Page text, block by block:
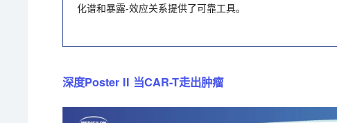
化谱和暴露-效应关系提供了可靠工具。
深度Poster II 当CAR-T走出肿瘤